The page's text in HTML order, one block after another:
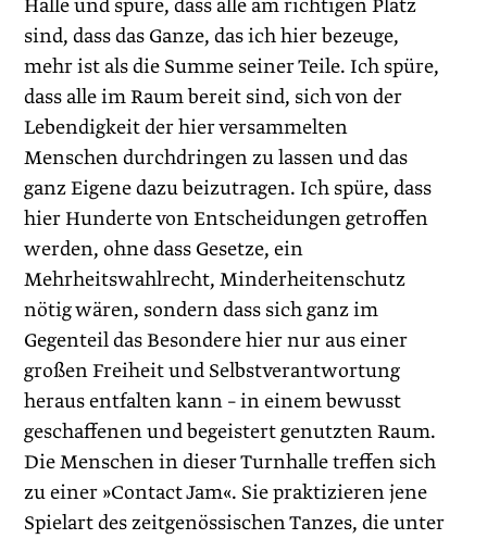
Halle und spüre, dass alle am richtigen Platz
sind, dass das Ganze, das ich hier bezeuge,
mehr ist als die Summe seiner Teile. Ich spüre,
dass alle im Raum bereit sind, sich von der
Lebendigkeit der hier versammelten
Menschen durchdringen zu lassen und das
ganz Eigene dazu beizutragen. Ich spüre, dass
hier Hunderte von Entscheidungen getroffen
werden, ohne dass Gesetze, ein
Mehrheitswahlrecht, Minderheitenschutz
nötig wären, sondern dass sich ganz im
Gegenteil das Besondere hier nur aus einer
großen Freiheit und Selbstverantwortung
heraus entfalten kann – in einem bewusst
geschaffenen und begeistert genutzten Raum.
Die Menschen in dieser Turnhalle treffen sich
zu einer »­Contact Jam«. Sie praktizieren jene
Spielart des zeitgenössischen Tanzes, die unter